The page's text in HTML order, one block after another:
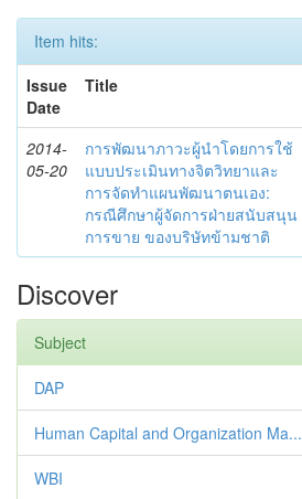
Item hits:
Issue
Date
Title
2014-
05-20
การพัฒนาภาวะผู้นำโดยการใช้
แบบประเมินทางจิตวิทยาและ
การจัดทำแผนพัฒนาตนเอง:
กรณีศึกษาผู้จัดการฝ่ายสนับสนุน
การขาย ของบริษัทข้ามชาติ
Discover
Subject
DAP
Human Capital and Organization Ma...
WBI